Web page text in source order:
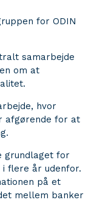
for ODIN
samarbejde
om at
hvor
afgørende for at
grundlaget for
flere år udenfor.
på et
mellem banker